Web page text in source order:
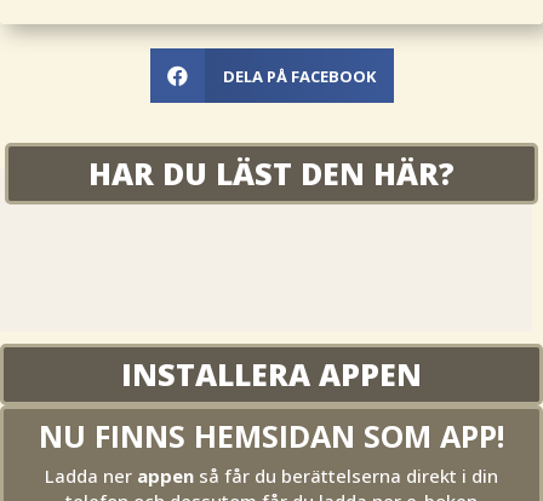
 DELA PÅ FACEBOOK
HAR DU LÄST DEN HÄR?
ORIGINAL OCKULT FINT FOLK SOLDATLIV
INSTALLERA APPEN
NU FINNS HEMSIDAN SOM APP!
Ladda ner appen så får du berättelserna direkt i din